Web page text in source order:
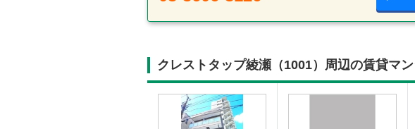
クレストタップ綾瀬（1001）周辺の賃貸マ